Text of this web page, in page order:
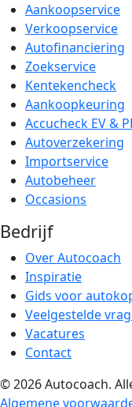
Aankoopservice
Verkoopservice
Autofinanciering
Zoekservice
Kentekencheck
Aankoopkeuring
Accucheck EV &
Autoverzekering
Importservice
Autobeheer
Occasions
Bedrijf
Over Autocoach
Inspiratie
Gids voor
Veelgestelde
Vacatures
Contact
© 2026 Autocoach.
Algemene